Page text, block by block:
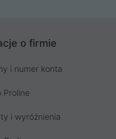
o firmie
i numer konta
Proline
i wyróżnienia